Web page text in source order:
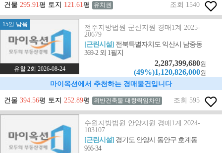
건물 295.91평 토지 121.61평 유치권 조회 1540
15일 남음
유찰 2회 2026-08-24
전주지방법원 군산지원 경매1계 2025-
20679
[근린시설] 전북특별자치도 익산시 남중동
369-2 외 1필지
2,287,399,680원
(49%)1,120,826,000원
마이옥션에서 추천하는 경매물건입니다
건물 394.56평 토지 252.89평 위반건축물 대항력임차인 조회 595
수원지방법원 안양지원 경매1계 2024-
103107
[근린시설] 경기도 안양시 동안구 호계동
966-34